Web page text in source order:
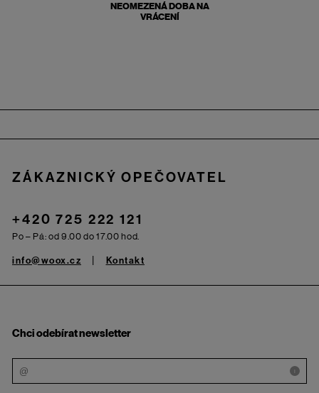
NEOMEZENÁ DOBA NA
VRÁCENÍ
ZÁKAZNICKÝ OPEČOVATEL
+420 725 222 121
Po – Pá: od 9.00 do 17.00 hod.
info@woox.cz Kontakt
Chci odebírat newsletter
i